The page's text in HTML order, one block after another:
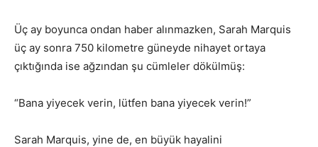
Üç ay boyunca ondan haber alınmazken, Sarah Marquis
üç ay sonra 750 kilometre güneyde nihayet ortaya
çıktığında ise ağzından şu cümleler dökülmüş:
“Bana yiyecek verin, lütfen bana yiyecek verin!”
Sarah Marquis, yine de, en büyük hayalini